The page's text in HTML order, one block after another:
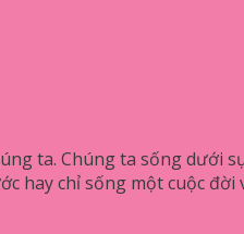
ta. Chúng ta sống dưới
hay chỉ sống một cuộc đời